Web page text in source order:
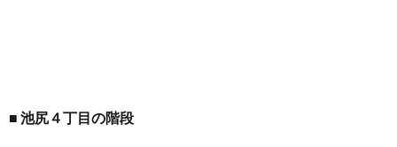
池尻４丁目の階段